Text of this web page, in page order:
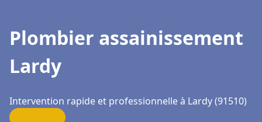
Plombier assainissement
Lardy
Intervention rapide et professionnelle à Lardy (91510)